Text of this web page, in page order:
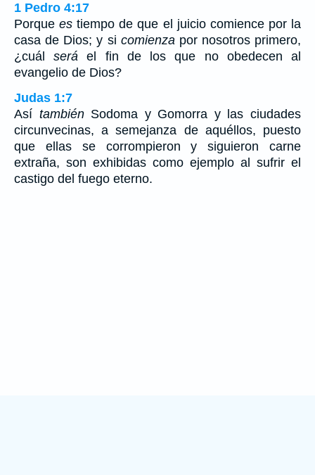
1 Pedro 4:17
Porquees tiempo de que el juicio comience por la
casa de Dios; y si comienzapor nosotros primero,
¿cuálserá el fin de los que no obedecen al
evangelio de Dios?
Judas 1:7
Así tambiénSodoma y Gomorra y las ciudades
circunvecinas, a semejanza de aquéllos, puesto
que ellas se corrompieron y siguieron carne
extraña, son exhibidas como ejemplo al sufrir el
castigo del fuego eterno.